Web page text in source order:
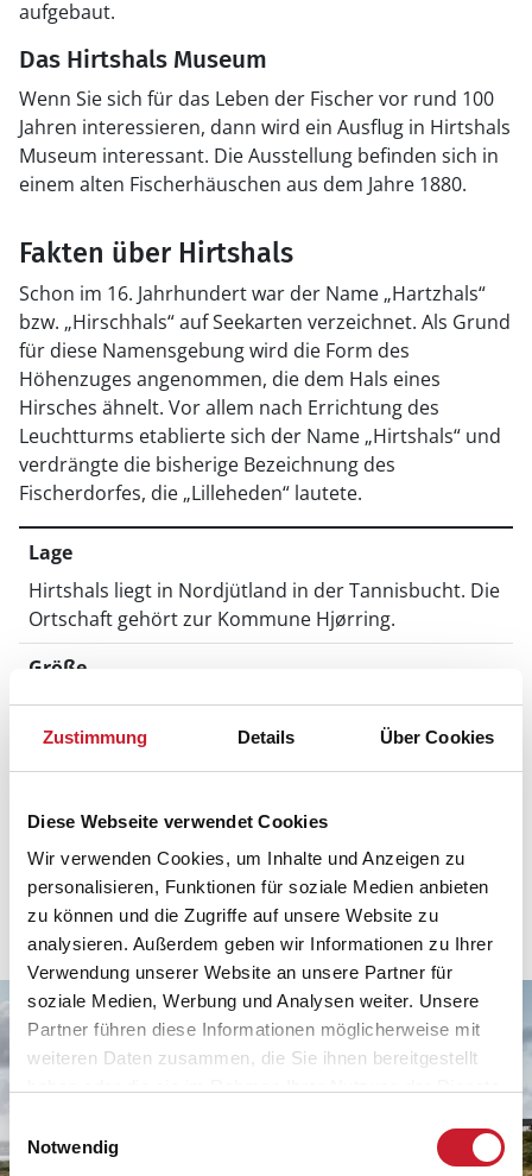
Zustimmung Details Über Cookies
Diese Webseite verwendet Cookies
Wir verwenden Cookies, um Inhalte und Anzeigen zu
personalisieren, Funktionen für soziale Medien anbieten
zu können und die Zugriffe auf unsere Website zu
analysieren. Außerdem geben wir Informationen zu Ihrer
Verwendung unserer Website an unsere Partner für
soziale Medien, Werbung und Analysen weiter. Unsere
Partner führen diese Informationen möglicherweise mit
weiteren Daten zusammen, die Sie ihnen bereitgestellt
Notwendig
aufgebaut.
Das Hirtshals Museum
Wenn Sie sich für das Leben der Fischer vor rund 100
Jahren interessieren, dann wird ein Ausflug in Hirtshals
Museum interessant. Die Ausstellung befinden sich in
einem alten Fischerhäuschen aus dem Jahre 1880.
Fakten über Hirtshals
Schon im 16. Jahrhundert war der Name „Hartzhals“
bzw. „Hirschhals“ auf Seekarten verzeichnet. Als Grund
für diese Namensgebung wird die Form des
Höhenzuges angenommen, die dem Hals eines
Hirsches ähnelt. Vor allem nach Errichtung des
Leuchtturms etablierte sich der Name „Hirtshals“ und
verdrängte die bisherige Bezeichnung des
Fischerdorfes, die „Lilleheden“ lautete.
Faktentabelle Hirtshals
Lage
Hirtshals liegt in Nordjütland in der Tannisbucht. Die
Ortschaft gehört zur Kommune Hjørring.
Größe
Hirtshals hat eine Fläche von 88 Quadratkilometern.
ca. 356 km / ca. 3 Stunden 25 Minuten.